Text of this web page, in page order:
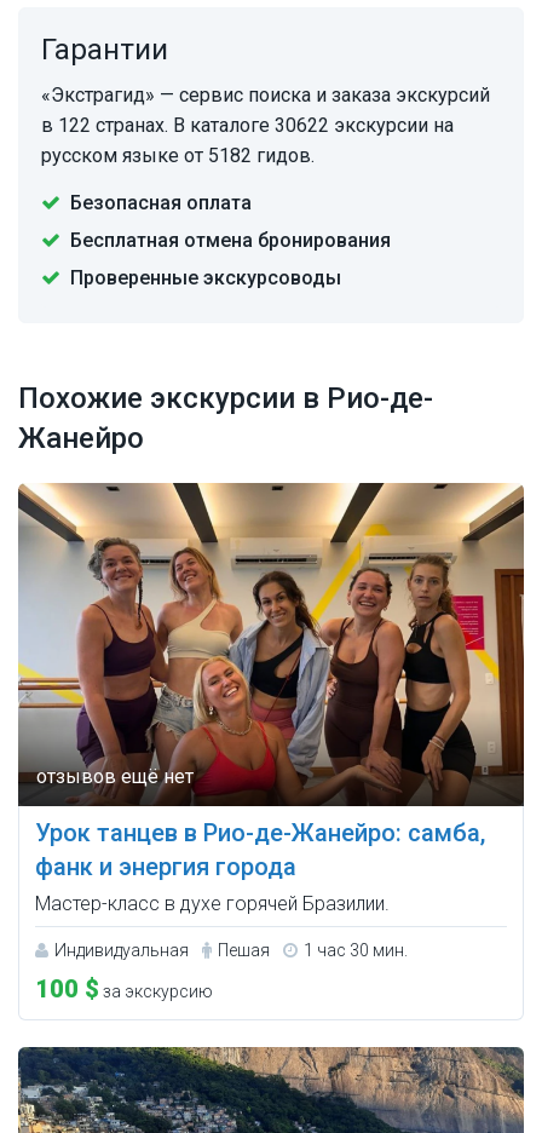
Гарантии
«Экстрагид» — сервис поиска и заказа экскурсий
в 122 странах. В каталоге 30622 экскурсии на
русском языке от 5182 гидов.
Безопасная оплата
Бесплатная отмена бронирования
Проверенные экскурсоводы
Похожие экскурсии в Рио-де-
Жанейро
Урок танцев в Рио-де-Жанейро: самба,
фанк и энергия города
Мастер-класс в духе горячей Бразилии.
Индивидуальная Пешая 1 час 30 мин.
100 $ за экскурсию